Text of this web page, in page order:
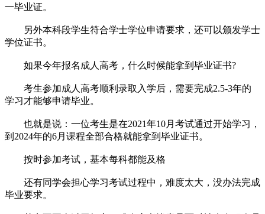
一毕业证。
另外本科段学生符合学士学位申请要求，还可以颁发学士
学位证书。
如果今年报名成人高考，什么时候能拿到毕业证书?
考生参加成人高考顺利录取入学后，需要完成2.5-3年的
学习才能够申请毕业。
也就是说：一位考生是在2021年10月考试通过开始学习，
到2024年的6月课程全部合格就能拿到毕业证书。
按时参加考试，基本每科都能及格
还有同学会担心学习考试过程中，难度太大，没办法完成
毕业要求。